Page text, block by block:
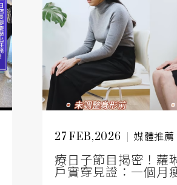
27 FEB,2026 媒體推薦
療日子節目揭密！蘿
戶實穿見證：一個月